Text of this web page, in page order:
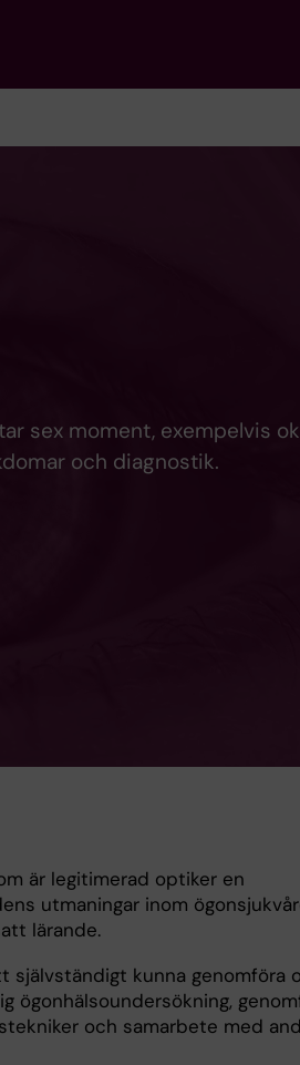
sex moment, exempelvis
och diagnostik.
är legitimerad optiker en
utmaningar inom
lärande.
självständigt kunna genomföra
ögonhälsoundersökning,
och samarbete med